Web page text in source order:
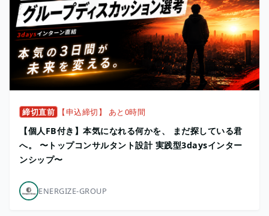
締切直前 【申込締切】 あと0時間
【個人FB付き】本気になれる何かを、 まだ探している君
へ。 〜トップコンサルタント設計 実践型3daysインター
ンシップ〜
ENERGIZE-GROUP